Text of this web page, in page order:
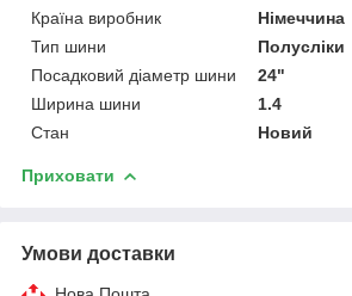
Країна виробник
Німеччина
Тип шини
Полусліки
Посадковий діаметр шини
24"
Ширина шини
1.4
Стан
Новий
Приховати
Умови доставки